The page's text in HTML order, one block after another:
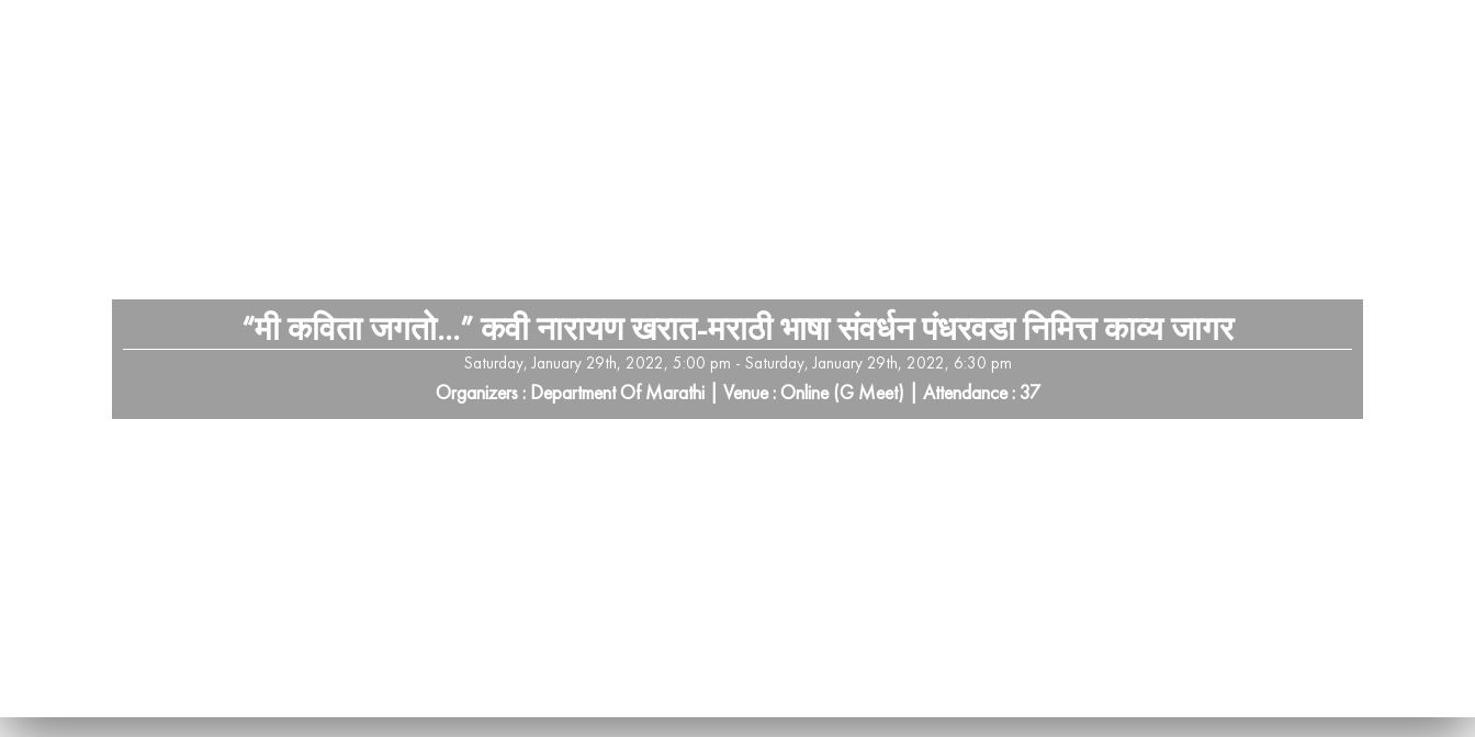
“मी कविता जगतो…” कवी नारायण खरात-मराठी भाषा संवर्धन पंधरवडा निमित्त काव्य जागर
Saturday, January 29th, 2022, 5:00 pm - Saturday, January 29th, 2022, 6:30 pm
Organizers : Department Of Marathi | Venue : Online (G Meet) | Attendance : 37